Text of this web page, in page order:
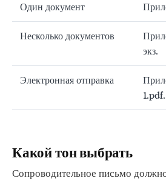
Один документ
Несколько документов
экз.
Электронная отправка
1.pdf.
Какой тон выбрать
Сопроводительное письмо